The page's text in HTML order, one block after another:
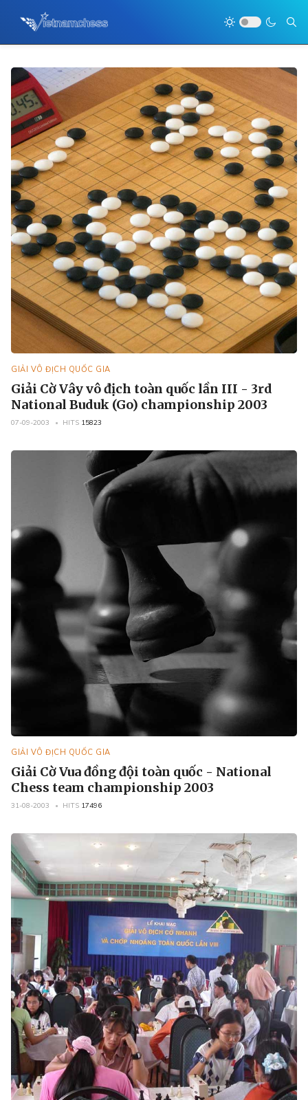
GIẢI VÔ ĐỊCH QUỐC GIA
Giải Cờ Vây vô địch toàn quốc lần III - 3rd
National Buduk (Go) championship 2003
07-09-2003 HITS 15823
GIẢI VÔ ĐỊCH QUỐC GIA
Giải Cờ Vua đồng đội toàn quốc - National
Chess team championship 2003
31-08-2003 HITS 17496